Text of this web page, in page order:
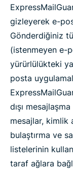
gizleyerek e-
Gönderdiğiniz
(istenmeyen e-
yürürlülükteki
posta
dışı
mesajlar, kimlik
bulaştırma ve
listelerinin
taraf ağlara